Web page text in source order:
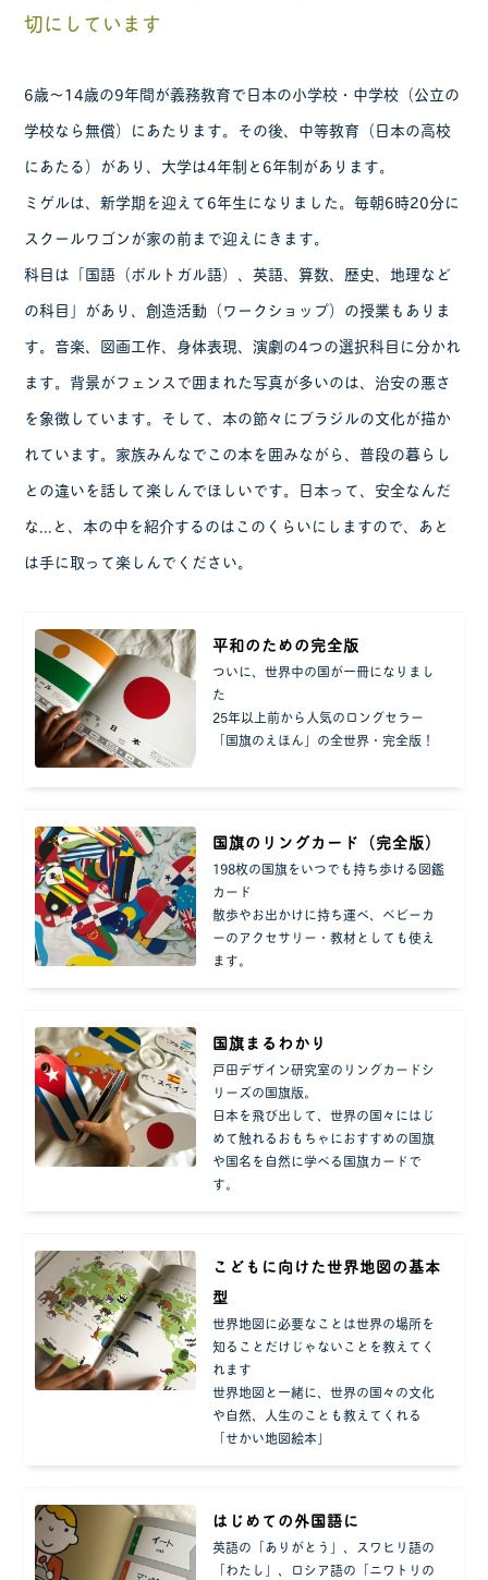
切にしています
6歳〜14歳の9年間が義務教育で日本の小学校・中学校（公立の
学校なら無償）にあたります。その後、中等教育（日本の高校
にあたる）があり、大学は4年制と6年制があります。
ミゲルは、新学期を迎えて6年生になりました。毎朝6時20分に
スクールワゴンが家の前まで迎えにきます。
科目は「国語（ポルトガル語）、英語、算数、歴史、地理など
の科目」があり、創造活動（ワークショップ）の授業もありま
す。音楽、図画工作、身体表現、演劇の4つの選択科目に分かれ
ます。背景がフェンスで囲まれた写真が多いのは、治安の悪さ
を象徴しています。そして、本の節々にブラジルの文化が描か
れています。家族みんなでこの本を囲みながら、普段の暮らし
との違いを話して楽しんでほしいです。日本って、安全なんだ
な...と、本の中を紹介するのはこのくらいにしますので、あと
は手に取って楽しんでください。
平和のための完全版
ついに、世界中の国が一冊になりまし
た
25年以上前から人気のロングセラー
「国旗のえほん」の全世界・完全版！
国旗のリングカード（完全版）
198枚の国旗をいつでも持ち歩ける図鑑
カード
散歩やお出かけに持ち運べ、ベビーカ
ーのアクセサリー・教材としても使え
ます。
国旗まるわかり
戸田デザイン研究室のリングカードシ
リーズの国旗版。
日本を飛び出して、世界の国々にはじ
めて触れるおもちゃにおすすめの国旗
や国名を自然に学べる国旗カードで
す。
こどもに向けた世界地図の基本
型
世界地図に必要なことは世界の場所を
知ることだけじゃないことを教えてく
れます
世界地図と一緒に、世界の国々の文化
や自然、人生のことも教えてくれる
「せかい地図絵本」
はじめての外国語に
英語の「ありがとう」、スワヒリ語の
「わたし」、ロシア語の「ニワトリの